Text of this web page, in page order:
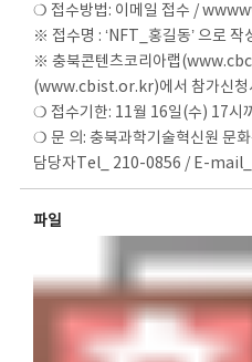
❍ 접수방법: 이메일 접수 /
※ 접수명 : ‘NFT_홍길동’ 으로 작
※ 충북콘텐츠코리아랩
(www.cbist.or.kr)에서 참가신청
❍ 접수기한: 11월 16일(수) 17시
❍ 문 의: 충북과학기술혁신원 문
담당자Tel_ 210-0856 / E-
파일